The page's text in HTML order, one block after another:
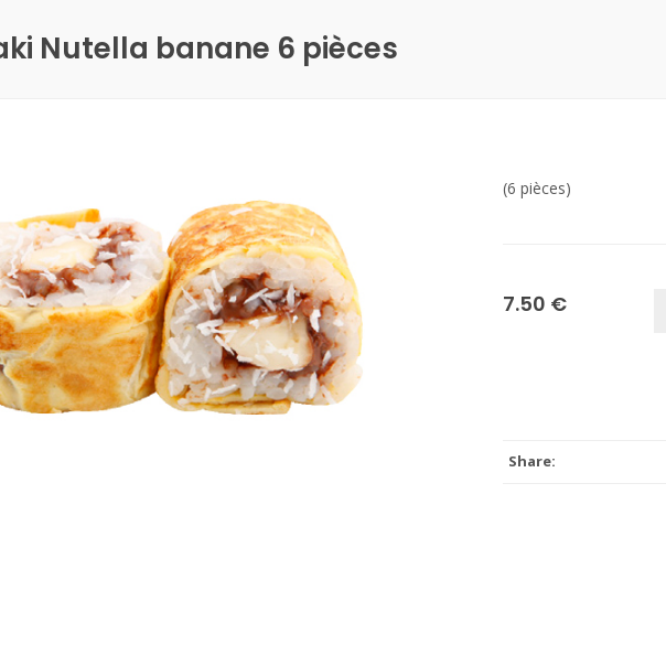
Nutella banane 6 pièces
(6 pièces)
7.50 €
Share: